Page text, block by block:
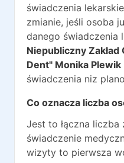
świadczenia
zmianie, jeśli osoba
danego świadczenia
Niepubliczny
Dent" Monika Plewik
świadczenia niz
Co oznacza liczba
Jest to łączna liczba
świadczenie
wizyty to pierwsza